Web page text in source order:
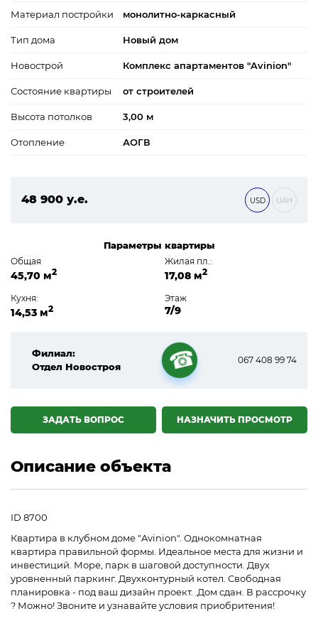
Материал постройки монолитно-каркасный
Тип дома Новый дом
Новострой Комплекс апартаментов "Avinion"
Состояние квартиры от строителей
Высота потолков 3,00 м
Отопление АОГВ
48 900 у.е.
USD UAH
Параметры квартиры
Общая
45,70 м2
Жилая пл.:
17,08 м2
Кухня:
14,53 м2
Этаж
7/9
Филиал:
Отдел Новостроя
☎
067 408 99 74
НАЗНАЧИТЬ ПРОСМОТР
ЗАДАТЬ ВОПРОС
Описание объекта
ID 8700
Квартира в клубном доме "Avinion". Однокомнатная
квартира правильной формы. Идеальное места для жизни и
инвестиций. Море, парк в шаговой доступности. Двух
уровненный паркинг. Двухконтурный котел. Свободная
планировка - под ваш дизайн проект. .Дом сдан. В рассрочку
? Можно! Звоните и узнавайте условия приобритения!